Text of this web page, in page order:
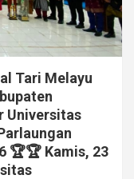
Tari Melayu
Universitas
🏆🏆 Kamis, 23